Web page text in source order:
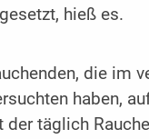
hieß es.
die im
haben,
der täglich